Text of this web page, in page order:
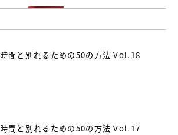
時間と別れるための50の方法 Vol.18
時間と別れるための50の方法 Vol.17